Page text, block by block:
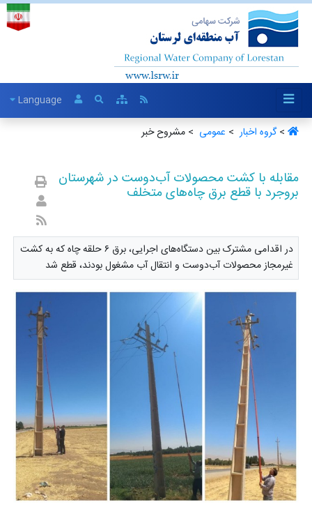
Language
>گروه اخبار ‏ > عمومی ‏ > مشروح خبر
مقابله با کشت محصولات آب‌دوست در شهرستان
بروجرد با قطع برق چاه‌های متخلف
در اقدامی مشترک بین دستگاه‌های اجرایی، برق ۶ حلقه چاه که به کشت
غیرمجاز محصولات آب‌دوست و انتقال آب مشغول بودند، قطع شد